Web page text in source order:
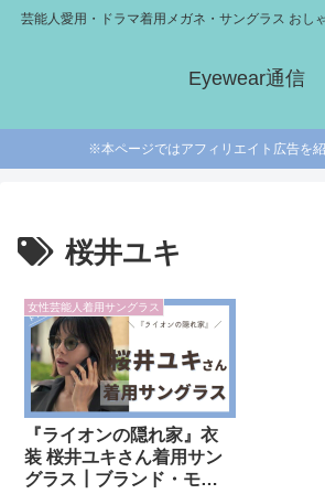
芸能人愛用・ドラマ着用メガネ・サングラス おし
Eyewear通信
※本ページではアフィリエイト広告を
桜井ユキ
女性芸能人着用サングラス
『ライオンの隠れ家』衣
装 桜井ユキさん着用サン
グラス┃ブランド・モデ